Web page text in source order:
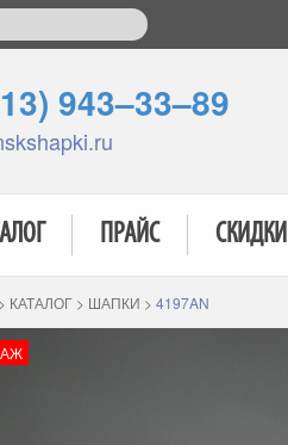
943–33–89
ПРАЙС СКИДКИ
> КАТАЛОГ > ШАПКИ > 4197AN